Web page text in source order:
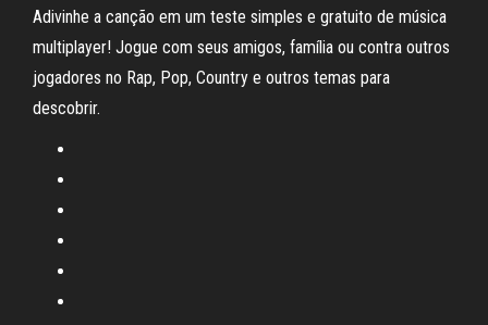
Adivinhe a canção em um teste simples e gratuito de música
multiplayer! Jogue com seus amigos, família ou contra outros
jogadores no Rap, Pop, Country e outros temas para
descobrir.